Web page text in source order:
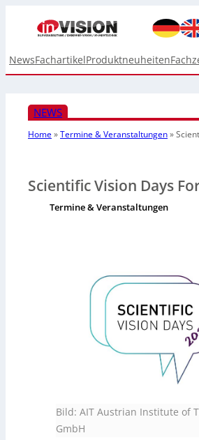
NewsFachartikelProduktneuheiten
NEWS
Home»Termine & Veranstaltungen»
Scientific Vision Days
Termine & Veranstaltungen
Bild: AIT Austrian Institute of
GmbH